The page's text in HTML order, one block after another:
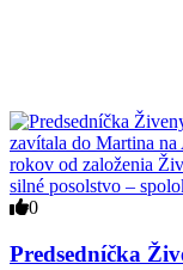
0
Predsedníčka